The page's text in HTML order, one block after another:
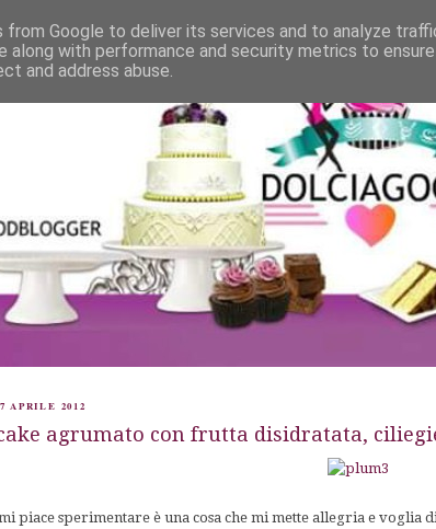
APRILE 2012
agrumato con frutta disidratata,
piace sperimentare è una cosa che mi mette allegria e voglia
Google to deliver its services and to analyze
along with performance and security metrics to
and address abuse.